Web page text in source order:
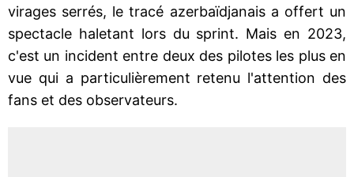
virages serrés, le tracé azerbaïdjanais a offert un
spectacle haletant lors du sprint. Mais en 2023,
c'est un incident entre deux des pilotes les plus en
vue qui a particulièrement retenu l'attention des
fans et des observateurs.